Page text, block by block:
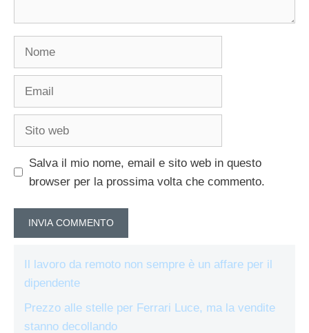
Nome
Email
Sito
Salva il mio nome, email e sito web in questo
browser per la prossima volta che commento.
Il lavoro da remoto non sempre è un affare per il
dipendente
Prezzo alle stelle per Ferrari Luce, ma la vendite
stanno decollando